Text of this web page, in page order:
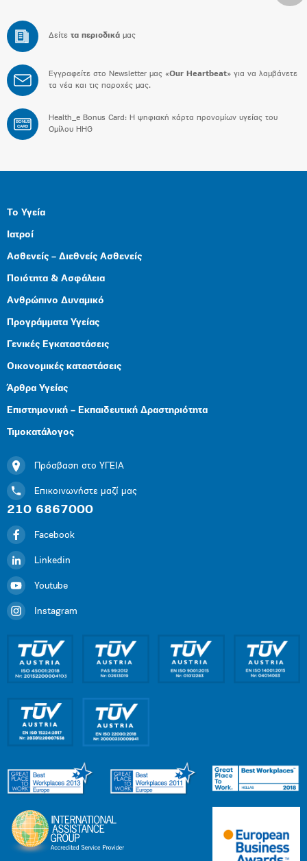
Δείτε τα περιοδικά μας
Εγγραφείτε στο Newsletter μας «Our Heartbeat» για να λαμβάνετε
τα νέα και τις παροχές μας.
BONUS
CARD
Health_e Bonus Card: H ψηφιακή κάρτα προνομίων υγείας του
Ομίλου HHG
Το Υγεία
Ιατροί
Ασθενείς – Διεθνείς Ασθενείς
Ποιότητα & Ασφάλεια
Ανθρώπινο Δυναμικό
Προγράμματα Υγείας
Γενικές Εγκαταστάσεις
Οικονομικές καταστάσεις
Άρθρα Υγείας
Επιστημονική – Εκπαιδευτική Δραστηριότητα
Τιμοκατάλογος
Πρόσβαση στο ΥΓΕΙΑ
Επικοινωνήστε μαζί μας
210 6867000
Facebook
Linkedin
Youtube
Instagram